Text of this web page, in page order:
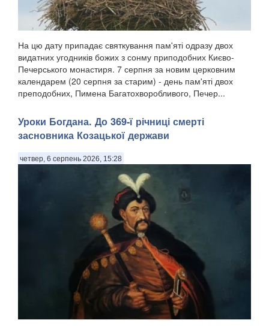
На цю дату припадає святкування пам'яті одразу двох
видатних угодників божих з сонму приподобних Києво-
Печерського монастиря. 7 серпня за новим церковним
календарем (20 серпня за старим) - день пам'яті двох
преподобних, Пимена Багатохворобливого, Печер...
Уроки Богдана. До 369-ї річниці смерті
засновника Козацької держави
четвер, 6 серпень 2026, 15:28